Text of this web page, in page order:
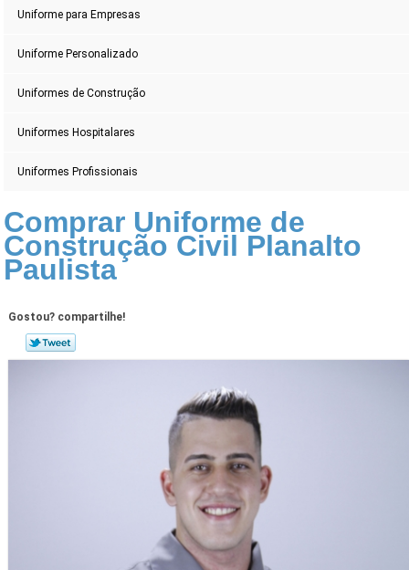
Uniforme para Empresas
Uniforme Personalizado
Uniformes de Construção
Uniformes Hospitalares
Uniformes Profissionais
Comprar Uniforme de
Construção Civil Planalto
Paulista
Gostou? compartilhe!